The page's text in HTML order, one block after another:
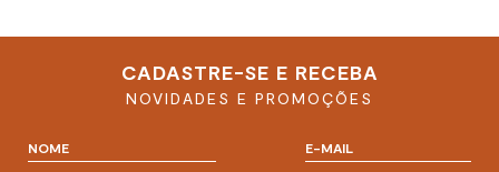
CADASTRE-SE E RECEBA
NOVIDADES E PROMOÇÕES